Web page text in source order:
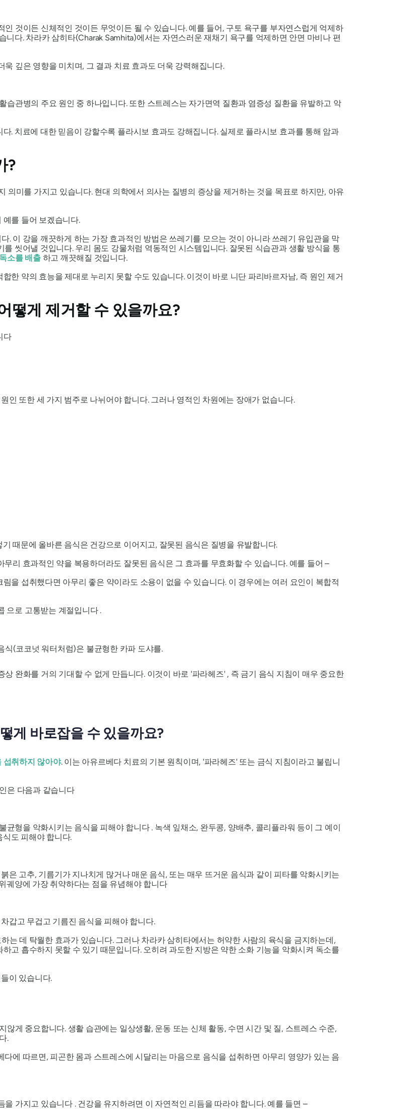
것이든 신체적인 것이든 무엇이든 될 수 있습니다. 예를 들어, 구토 욕구를 부자연스럽게 억제하
니다. 차라카 삼히타(Charak Samhita)에서는 자연스러운 재채기 욕구를 억제하면 안면 마비나 편
깊은 영향을 미치며, 그 결과 치료 효과도 더욱 강력해집니다.
습관병의 주요 원인 중 하나입니다. 또한 스트레스는 자가면역 질환과 염증성 질환을 유발하고 악
. 치료에 대한 믿음이 강할수록 플라시보 효과도 강해집니다. 실제로 플라시보 효과를 통해 암과
?
의미를 가지고 있습니다. 현대 의학에서 의사는 질병의 증상을 제거하는 것을 목표로 하지만, 아유
를 들어 보겠습니다.
. 이 강을 깨끗하게 하는 가장 효과적인 방법은 쓰레기를 모으는 것이 아니라 쓰레기 유입관을 막
씻어낼 것입니다. 우리 몸도 강물처럼 역동적인 시스템입니다. 잘못된 식습관과 생활 방식을 통
소를 배출하고 깨끗해질 것입니다.
한 약의 효능을 제대로 누리지 못할 수도 있습니다. 이것이 바로 니단 파리바르자남, 즉 원인 제거
떻게 제거할 수 있을까요?
다
인 또한 세 가지 범주로 나뉘어야 합니다. 그러나 영적인 차원에는 장애가 없습니다.
때문에 올바른 음식은 건강으로 이어지고, 잘못된 음식은 질병을 유발합니다.
리 효과적인 약을 복용하더라도 잘못된 음식은 그 효과를 무효화할 수 있습니다. 예를 들어 –
을 섭취했다면 아무리 좋은 약이라도 소용이 없을 수 있습니다. 이 경우에는 여러 요인이 복합적
으로 고통받는 계절입니다 .
식(코코넛 워터처럼)은 불균형한 카파 도샤를.
완화를 거의 기대할 수 없게 만듭니다. 이것이 바로 '파라헤즈', 즉 금기 음식 지침이 매우 중요한
게 바로잡을 수 있을까요?
섭취하지 않아야. 이는 아유르베다 치료의 기본 원칙이며, '파라헤즈'또는 금식 지침이라고 불립니
은 다음과 같습니다
불균형을 악화시키는 음식을 피해야 합니다 . 녹색 잎채소, 완두콩, 양배추, 콜리플라워 등이 그 예이
도 피해야 합니다.
은 고추, 기름기가 지나치게 많거나 매운 음식, 또는 매우 뜨거운 음식과 같이 피타를 악화시키는
궤양에 가장 취약하다는 점을 유념해야 합니다
갑고 무겁고 기름진 음식을 피해야 합니다.
는 데 탁월한 효과가 있습니다. 그러나 차라카 삼히타에서는 허약한 사람의 육식을 금지하는데,
고 흡수하지 못할 수 있기 때문입니다. 오히려 과도한 지방은 약한 소화 기능을 악화시켜 독소를
이 있습니다.
게 중요합니다. 생활 습관에는 일상생활, 운동 또는 신체 활동, 수면 시간 및 질, 스트레스 수준,
.
에 따르면, 피곤한 몸과 스트레스에 시달리는 마음으로 음식을 섭취하면 아무리 영양가 있는 음
을 가지고 있습니다 . 건강을 유지하려면 이 자연적인 리듬을 따라야 합니다. 예를 들면 –